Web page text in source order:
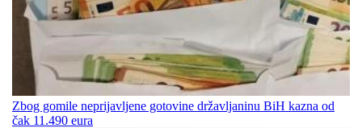
Zbog gomile neprijavljene gotovine državljaninu BiH kazna od
čak 11.490 eura